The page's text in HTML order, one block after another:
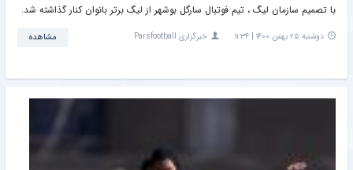
با تصمیم سازمان لیگ ، تیم فوتبال سارگل بوشهر از لیگ برتر بانوان کنار گذاشته شد.
دوشنبه ۲۵ بهمن ۱۴۰۰ | ۱۱:۳۴ خبرگزاری Parsfootball مشاهده